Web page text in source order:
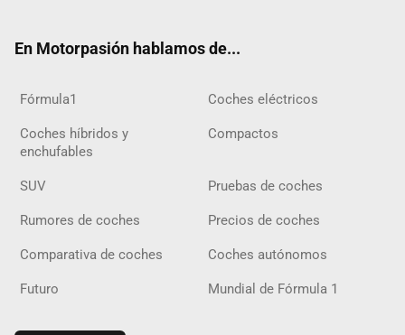
En Motorpasión hablamos de...
Fórmula1 Coches eléctricos
Coches híbridos y
enchufables
Compactos
SUV Pruebas de coches
Rumores de coches Precios de coches
Comparativa de coches Coches autónomos
Futuro Mundial de Fórmula 1